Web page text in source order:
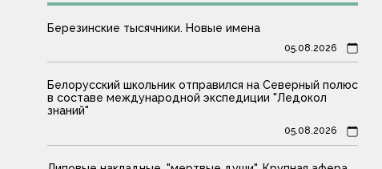
Березинские тысячники. Новые имена
05.08.2026
Белорусский школьник отправился на Северный полюс
в составе международной экспедиции "Ледокол
знаний"
05.08.2026